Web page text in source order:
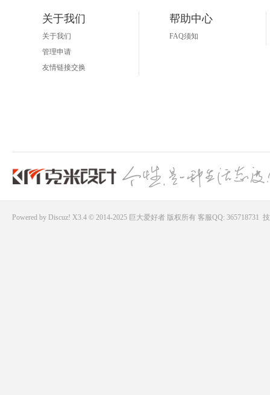
关于我们
关于我们
管理申请
友情链接交换
帮助中心
FAQ须知
Powered by Discuz! X3.4 © 2014-2025 巨大爱好者版权所有 客服QQ: 365718731